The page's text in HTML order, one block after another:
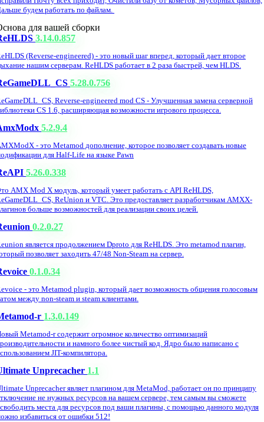
будем работать по файлам.
для вашей сборки
3.14.0.857
(Reverse-engineered) - это новый шаг вперед, который дает второе
нашим серверам. ReHLDS работает в 2 раза быстрей, чем HLDS.
5.28.0.756
Reverse-engineered mod CS - Улучшенная замена серверной
CS 1.6, расширяющая возможности игрового процесса.
5.2.9.4
- это Metamod дополнение, которое позволяет создавать новые
для Half-Life на языке Pawn
5.26.0.338
AMX Mod X модуль, который умеет работать с API ReHLDS,
ReUnion и VTC. Это предоставляет разработчикам AMXX-
больше возможностей для реализации своих целей.
0.2.0.27
является продолжением Dproto для ReHLDS. Это metamod плагин,
позволяет заходить 47/48 Non-Steam на сервер.
0.1.0.34
- это Metamod plugin, который дает возможность общения голосовым
между non-steam и steam клиентами.
r 1.3.0.149
Metamod-r содержит огромное количество оптимизаций
и намного более чистый код. Ядро было написано с
JIT-компилятора.
Unprecacher 1.1
Unprecacher являет плагином для MetaMod, работает он по принципу
не нужных ресурсов на вашем сервере, тем самым вы сможете
места для ресурсов под ваши плагины, с помощью данного модуля
избавиться от ошибки 512!